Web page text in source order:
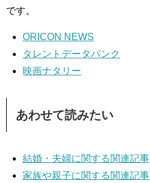
です。
ORICON NEWS
タレントデータバンク
映画ナタリー
あわせて読みたい
結婚・夫婦に関する関連記事
家族や親子に関する関連記事